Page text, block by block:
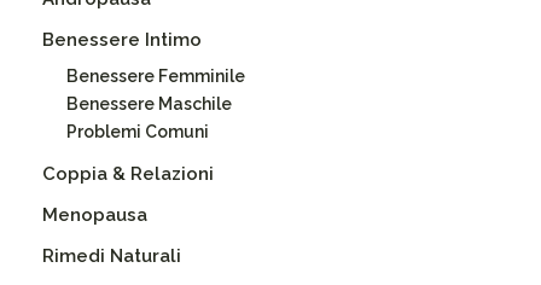
Benessere Intimo
Benessere Femminile
Benessere Maschile
Problemi Comuni
Coppia & Relazioni
Menopausa
Rimedi Naturali